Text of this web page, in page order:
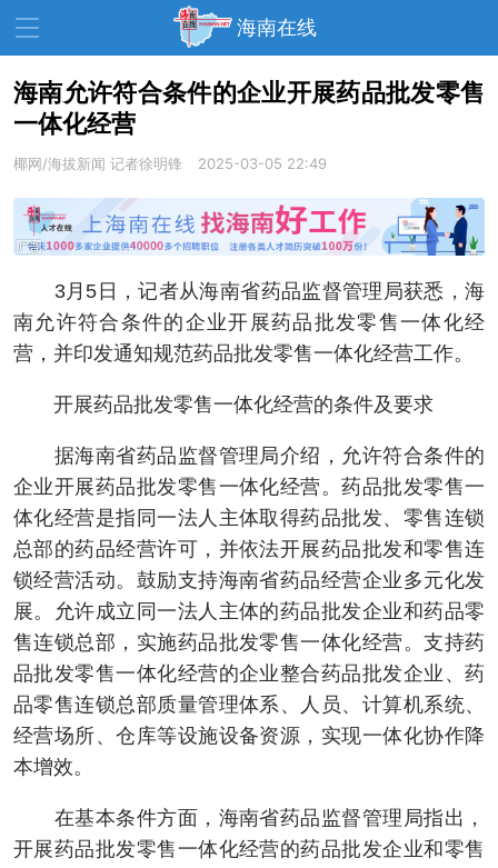
海南在线
资讯中心 热点
教育 健康 房产
生活 演出 活动
展会 走读海南 周末去哪儿
人才在线 天涯企服
海南允许符合条件的企业开展药品批发零售
一体化经营
椰网/海拔新闻 记者徐明锋 2025-03-05 22:49
3月5日，记者从海南省药品监督管理局获悉，海
南允许符合条件的企业开展药品批发零售一体化经
营，并印发通知规范药品批发零售一体化经营工作。
开展药品批发零售一体化经营的条件及要求
据海南省药品监督管理局介绍，允许符合条件的
企业开展药品批发零售一体化经营。药品批发零售一
体化经营是指同一法人主体取得药品批发、零售连锁
总部的药品经营许可，并依法开展药品批发和零售连
锁经营活动。鼓励支持海南省药品经营企业多元化发
展。允许成立同一法人主体的药品批发企业和药品零
售连锁总部，实施药品批发零售一体化经营。支持药
品批发零售一体化经营的企业整合药品批发企业、药
品零售连锁总部质量管理体系、人员、计算机系统、
经营场所、仓库等设施设备资源，实现一体化协作降
本增效。
在基本条件方面，海南省药品监督管理局指出，
开展药品批发零售一体化经营的药品批发企业和零售